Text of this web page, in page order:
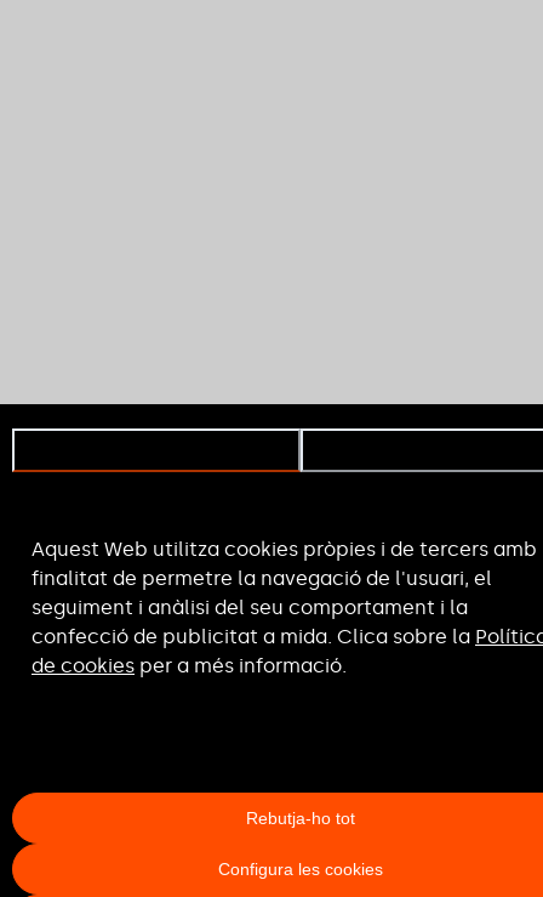
Aquest Web utilitza cookies pròpies i de tercers amb
finalitat de permetre la navegació de l'usuari, el
seguiment i anàlisi del seu comportament i la
confecció de publicitat a mida. Clica sobre la
de cookies per a més informació.
Rebutja-ho tot
Configura les cookies